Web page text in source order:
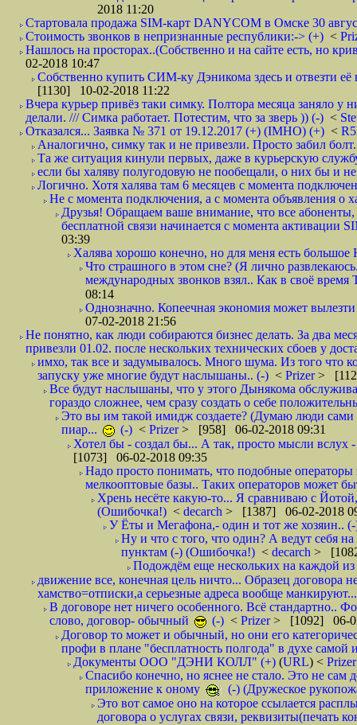
2018 11:20
Стартовала продажа SIM-карт DANYCOM в Омске 30
Стоимость звонков в непризнанные республики:-> (+) <
Нашлось на просторах..(Собственно и на сайте есть, но
02-2018 10:47
Собственно купить СИМ-ку Дэникома здесь и отвезти
[1130] 10-02-2018 11:22
Вчера курьер привёз таки симку. Полтора месяца заняло
делали. /// Симка работает. Потестим, что за зверь )) (-) <
Отказался... Заявка № 371 от 19.12.2017 (+) (IMHO) (+) <
Аналогично, симку так и не привезли. Просто забил
Та же ситуация кинули первых, даже в курьерскую
если бы халяву полугодовую не пообещали, о них бы и
Логично. Хотя халява там 6 месяцев с момента
Не с момента подключения, а с момента объявления о
Друзья! Обращаем ваше внимание, что все
бесплатной связи начинается с момента
03:39
Халява хорошо конечно, но для меня есть
Что страшного в этом сне? (Я лично
международных звонков взял.. Как в своё
08:14
Однозначно. Копеечная экономия может
07-02-2018 21:56
Не понятно, как люди собираются бизнес делать. За два
привезли 01.02. после нескольких технических сбоев у
имхо, так все и задумывалось. Много шума. Из того что
запуску уже многие будут наслышаны.. (-) < Prizer>
Все будут наслышаны, что у этого Дынякома
гораздо сложнее, чем сразу создать о себе
Это вы им такой имидж создаете? (Думаю люди сами
пиар...
(-) < Prizer> [958] 06-02-2018 09:31
Хотел бы - создал бы... А так, просто мысли вслух
[1073] 06-02-2018 09:35
Надо просто понимать, что подобные
мелкооптовые базы.. Таких операторов может
Хрень несёте какую-то... Я сравниваю с
(Ошибочка!) < decarch > [1387] 06-02-2018
У Ёты и Мегафона,- один и тот же хозяин..
Ну и что с того, что один? А ведут себя
пунктам (-) (Ошибочка!) < decarch >
Подождём еще нескольких на каждой из
движение все, конечная цель ничто... Образец договора
хамство=отписки,а серьезные адреса вообще
В договоре нет ничего особенного. Всё стандартно..
слово, договор- обычный
(-) < Prizer> [1092] 06-
Договор то может и обычный, но они его
профи в плане "бесплатность полгода" в духе
Документы ООО "ДЭНИ КОЛЛ" (+) (URL) <
Спасибо конечно, но яснее не стало. Это не сам
приложение к оному
(-) (Дружеское
Это вот самое оно на которое ссылается
договора о услугах связи, реквизиты(печать